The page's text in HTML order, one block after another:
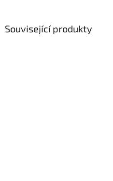
Související produkty